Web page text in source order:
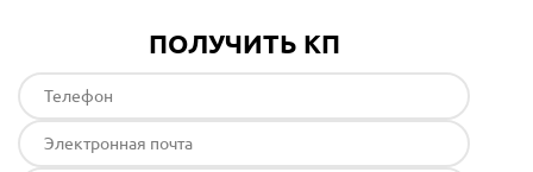
ПОЛУЧИТЬ КП